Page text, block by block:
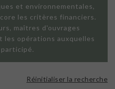
et environnementales,
les critères financiers.
maîtres d'ouvrages
les opérations auxquelles
Réinitialiser la recherche
FAÇADE SUR
ISOLATION